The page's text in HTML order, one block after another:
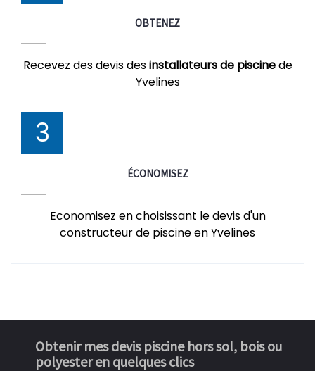
OBTENEZ
Recevez des devis desinstallateurs de piscinede
Yvelines
3
ÉCONOMISEZ
Economisez en choisissant le devis d'un
constructeur de piscine en Yvelines
Obtenir mes devis piscine hors sol, bois ou
polyester en quelques clics